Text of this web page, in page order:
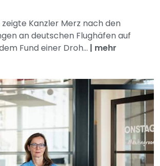
Kanzler Merz nach den
an deutschen Flughäfen auf
Fund einer Droh... | mehr